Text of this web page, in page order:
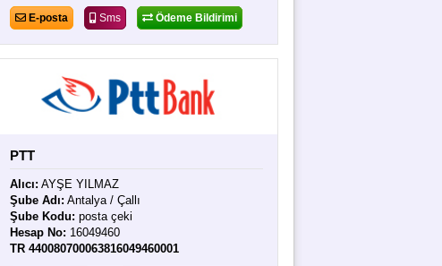
E-posta Sms Ödeme Bildirimi
PTT
Alıcı: AYŞE YILMAZ
Şube Adı: Antalya / Çallı
Şube Kodu: posta çeki
Hesap No: 16049460
TR 440080700063816049460001